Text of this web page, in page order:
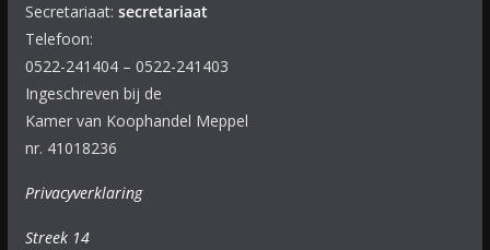
Secretariaat: secretariaat
Telefoon:
0522-241404 – 0522-241403
Ingeschreven bij de
Kamer van Koophandel Meppel
nr. 41018236
Privacyverklaring
Streek 14